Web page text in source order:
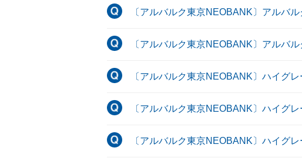
〔アルバルク東京NEOBANK〕アルバ
〔アルバルク東京NEOBANK〕アルバ
〔アルバルク東京NEOBANK〕ハイグ
〔アルバルク東京NEOBANK〕ハイグ
〔アルバルク東京NEOBANK〕ハイグ